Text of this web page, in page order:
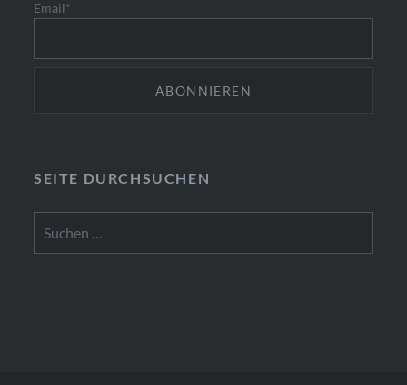
Email*
SEITE DURCHSUCHEN
nach: